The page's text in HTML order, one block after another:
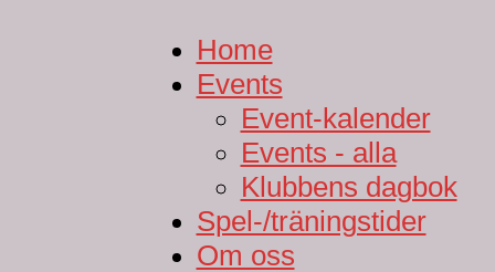
Home
Events
Event-kalender
Events - alla
Klubbens dagbok
Spel-/träningstider
Om oss